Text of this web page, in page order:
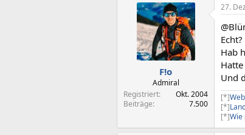
F!o
Admiral
Registriert
Okt. 2004
Beiträge
7.500
27.
Hab
Und
[*]
[*]
[*]Wie